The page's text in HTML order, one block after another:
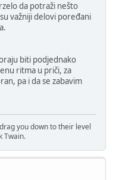
da potraži nešto
važniji delovi poređani
biti podjednako
ritma u priči, za
pa i da se zabavim
you down to their level
Twain.